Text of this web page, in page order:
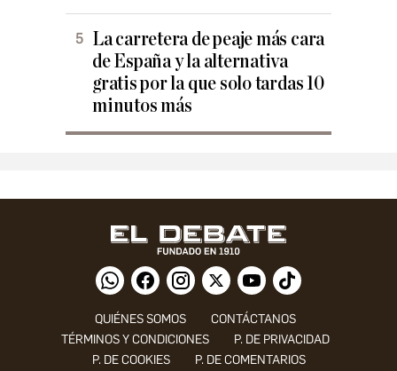
La carretera de peaje más cara
de España y la alternativa
gratis por la que solo tardas 10
minutos más
QUIÉNES SOMOS
CONTÁCTANOS
TÉRMINOS Y CONDICIONES
P. DE PRIVACIDAD
P. DE COOKIES
P. DE COMENTARIOS